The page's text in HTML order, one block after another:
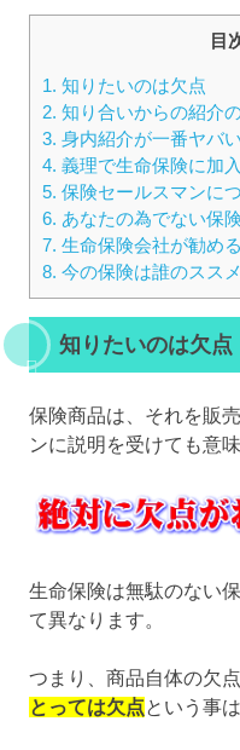
目
1. 知りたいのは欠点
2. 知り合いからの紹介
3. 身内紹介が一番ヤバい
4. 義理で生命保険に加
5. 保険セールスマンに
6. あなたの為でない保
7. 生命保険会社が勧め
8. 今の保険は誰のスス
知りたいのは欠点
保険商品は、それを販
ンに説明を受けても意
生命保険は無駄のない
て異なります。
つまり、商品自体の欠
とっては欠点という事